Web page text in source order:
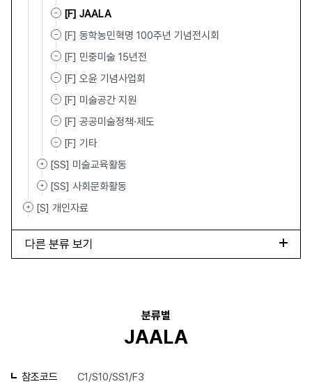
[F] JAALA
[F] 동학농민혁명 100주년 기념전시회
[F] 민중미술 15년전
[F] 오윤 기념사업회
[F] 미술공간 지원
[F] 공공미술정책·제도
[F] 기타
[SS] 미술교육활동
[SS] 사회문화활동
[S] 개인자료
다른 분류 보기
분류별
JAALA
참조코드 C1/S10/SS1/F3